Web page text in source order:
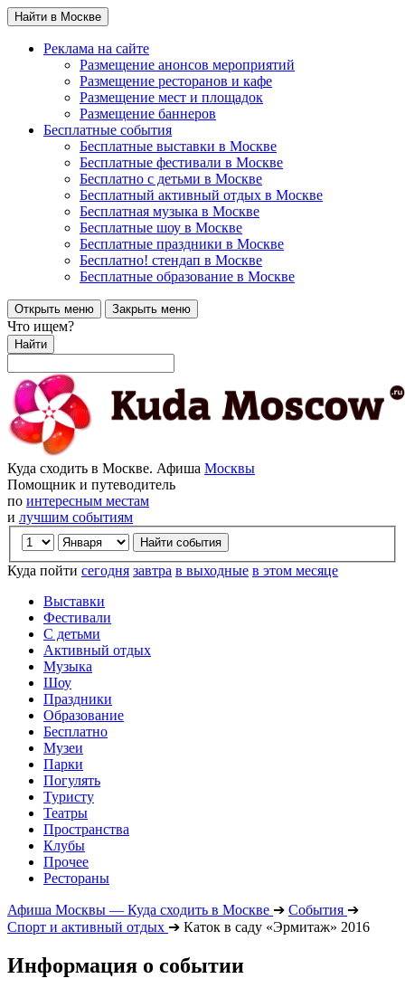
Найти в Москве
Реклама на сайте
Размещение анонсов мероприятий
Размещение ресторанов и кафе
Размещение мест и площадок
Размещение баннеров
Бесплатные события
Бесплатные выставки в Москве
Бесплатные фестивали в Москве
Бесплатно с детьми в Москве
Бесплатный активный отдых в Москве
Бесплатная музыка в Москве
Бесплатные шоу в Москве
Бесплатные праздники в Москве
Бесплатно! стендап в Москве
Бесплатные образование в Москве
Открыть меню Закрыть меню
Что ищем?
Найти
Куда сходить в Москве. Афиша Москвы
Помощник и путеводитель
по интересным местам
и лучшим событиям
Куда пойти сегодня завтра в выходные в этом месяце
Выставки
Фестивали
С детьми
Активный отдых
Музыка
Шоу
Праздники
Образование
Бесплатно
Музеи
Парки
Погулять
Туристу
Театры
Пространства
Клубы
Прочее
Рестораны
Афиша Москвы — Куда сходить в Москве ➔ События ➔
Спорт и активный отдых ➔ Каток в саду «Эрмитаж» 2016
Информация о событии